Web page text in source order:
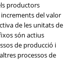
productors
del valor
de les unitats de
són actius
de producció i
processos de